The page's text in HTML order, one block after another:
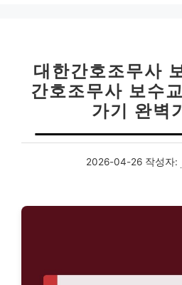
대한간호조무사
간호조무사 보수
가기 완벽
2026-04-26 작성자: